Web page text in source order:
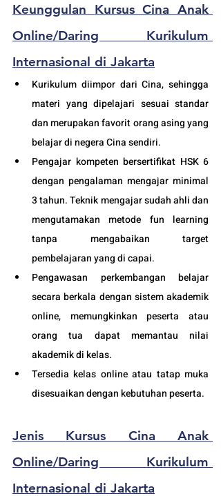
Keunggulan Kursus Cina Anak
Online/Daring Kurikulum
Internasional di Jakarta
Kurikulum diimpor dari Cina, sehingga
materi yang dipelajari sesuai standar
dan merupakan favorit orang asing yang
belajar di negera Cina sendiri.
Pengajar kompeten bersertifikat HSK 6
dengan pengalaman mengajar minimal
3 tahun. Teknik mengajar sudah ahli dan
mengutamakan metode fun learning
tanpa mengabaikan target
pembelajaran yang di capai.
Pengawasan perkembangan belajar
secara berkala dengan sistem akademik
online, memungkinkan peserta atau
orang tua dapat memantau nilai
akademik di kelas.
Tersedia kelas online atau tatap muka
disesuaikan dengan kebutuhan peserta.
Jenis Kursus Cina Anak
Online/Daring Kurikulum
Internasional di Jakarta